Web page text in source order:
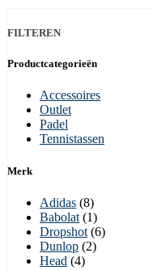
FILTEREN
Productcategorieën
Accessoires
Outlet
Padel
Tennistassen
Merk
Adidas (8)
Babolat (1)
Dropshot (6)
Dunlop (2)
Head (4)